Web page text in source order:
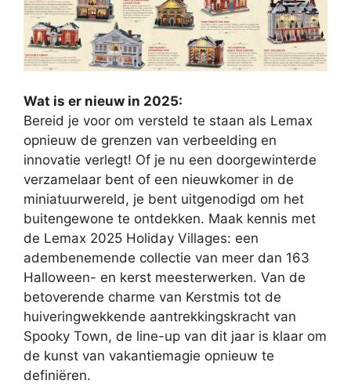
Wat is er nieuw in 2025:
Bereid je voor om versteld te staan ​​als Lemax
opnieuw de grenzen van verbeelding en
innovatie verlegt! Of je nu een doorgewinterde
verzamelaar bent of een nieuwkomer in de
miniatuurwereld, je bent uitgenodigd om het
buitengewone te ontdekken. Maak kennis met
de Lemax 2025 Holiday Villages: een
adembenemende collectie van meer dan 163
Halloween- en kerst meesterwerken. Van de
betoverende charme van Kerstmis tot de
huiveringwekkende aantrekkingskracht van
Spooky Town, de line-up van dit jaar is klaar om
de kunst van vakantiemagie opnieuw te
definiëren.